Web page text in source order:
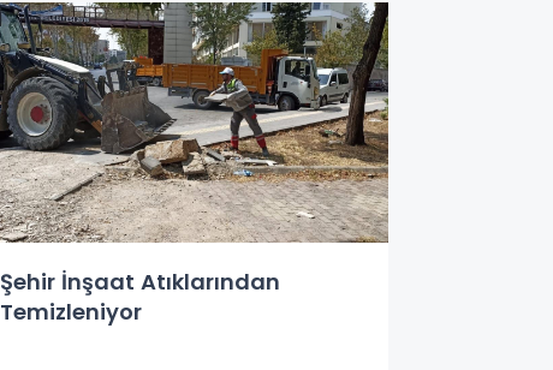
Şehir İnşaat Atıklarından
Temizleniyor